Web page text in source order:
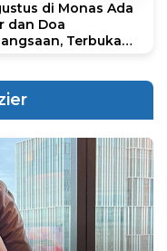
di Monas Ada
dan Doa
Terbuka